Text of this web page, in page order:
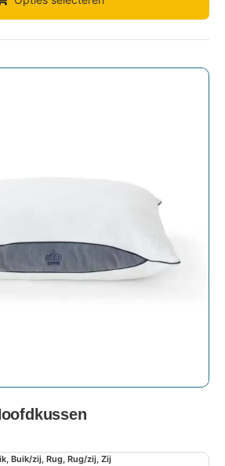
Buik/zij, Rug, Rug/zij, Zij